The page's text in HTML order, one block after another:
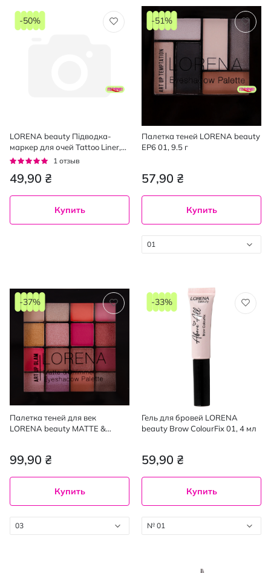
LORENA beauty Підводка-
маркер для очей Tattoo Liner,
black
Рейтинг:
1 отзыв
49,90 ₴
-50%
Купить
Палетка теней LORENA beauty
EP6 01, 9.5 г
57,90 ₴
-51%
Купить
01
Палетка теней для век
LORENA beauty MATTE &
99,90 ₴
-37%
Купить
03
Гель для бровей LORENA
beauty Brow ColourFix 01, 4 мл
59,90 ₴
-33%
Купить
№ 01